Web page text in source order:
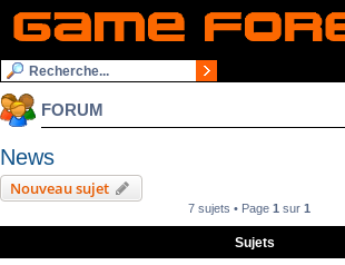
FORUM
News
Nouveau sujet
7 sujets • Page 1 sur 1
Sujets